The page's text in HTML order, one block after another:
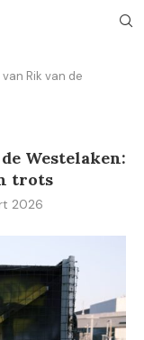
Rik van de
Westelaken:
trots
2026